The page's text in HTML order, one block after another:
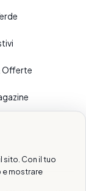
Offerte
sito. Con il tuo
e mostrare